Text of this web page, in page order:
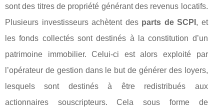
sont des titres de propriété générant des revenus locatifs.
Plusieurs investisseurs achètent des parts de SCPI , et
les fonds collectés sont destinés à la constitution d’un
patrimoine immobilier. Celui-ci est alors exploité par
l’opérateur de gestion dans le but de générer des loyers,
lesquels sont destinés à être redistribués aux
actionnaires souscripteurs. Cela sous forme de